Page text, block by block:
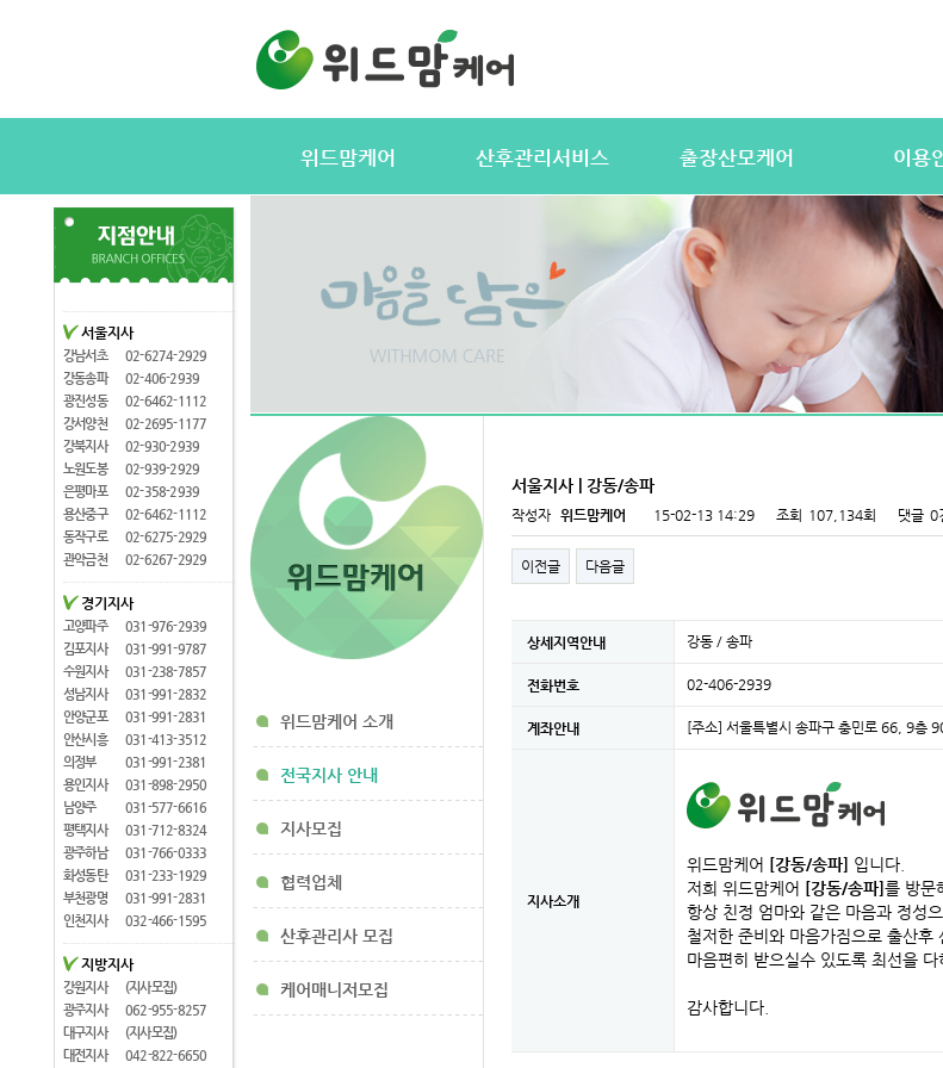
위드맘케어 산후관리서비스
산후관리사 업무
산후관리사 자격요건
출장산모케어
산전바디케어
산후바디케어
케어매니저 자격요건
유의사항
이용
이용절차
이용요금
대여용품
이용약관
위드맘케어 소개
전국지사 안내
지사모집
협력업체
산후관리사 모집
케어매니저모집
서울지사
강남서초
02-6274-2929
강동송파
02-406-2939
광진성동
02-6462-1112
강서양천
02-2695-1177
강북지사
02-930-2939
노원도봉
02-939-2929
은평마포
02-358-2939
용산중구
02-6462-1112
동작구로
02-6275-2929
관악금천
02-6267-2929
경기지사
고양파주
031-976-2939
김포지사
031-991-9787
수원지사
031-238-7857
성남지사
031-991-2832
안양군포
031-991-2831
안산시흥
031-413-3512
의정부
031-991-2381
용인지사
031-898-2950
남양주
031-577-6616
평택지사
031-712-8324
광주하남
031-766-0333
화성동탄
031-233-1929
부천광명
031-991-2831
인천지사
032-466-1595
지방지사
강원지사
(지사모집)
광주지사
062-955-8257
대구지사
(지사모집)
대전지사
042-822-6650
서울지사 | 강동/송파
작성자 위드맘케어 15-02-13 14:29 조회 107,134회 댓글 0
이전글 다음글
상세지역안내 강동 / 송파
전화번호 02-406-2939
계좌안내 [주소] 서울특별시 송파구 충민로 66, 9층
지사소개
위드맘케어 [강동/송파] 입니다.
저희 위드맘케어 [강동/송파]를 방문
항상 친정 엄마와 같은 마음과 정성
철저한 준비와 마음가짐으로 출산후
마음편히 받으실수 있도록 최선을 다
감사합니다.